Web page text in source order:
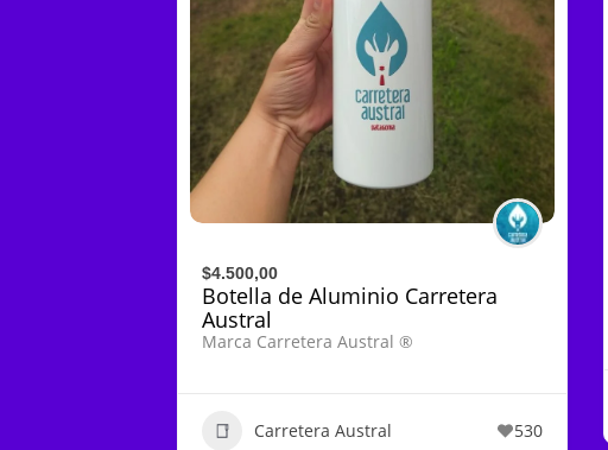
$4.500,00
Botella de Aluminio Carretera
Austral
Marca Carretera Austral ®
Carretera Austral 530